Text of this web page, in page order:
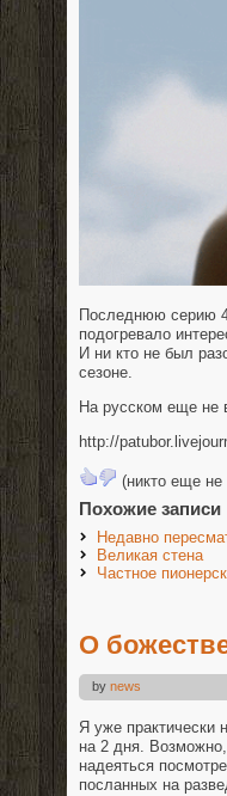
Последнюю серию
подогревало
И ни кто не был
сезоне.
На русском еще не
http://
(никто еще не
Похожие записи
Недавно
Великая стена
Частное
О
by news
Я уже практически
на 2 дня.
надеяться
посланных на